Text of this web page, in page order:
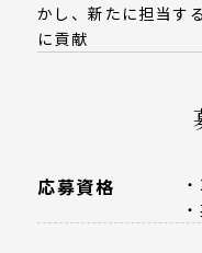
かし、新たに担当す
に貢献
応募資格